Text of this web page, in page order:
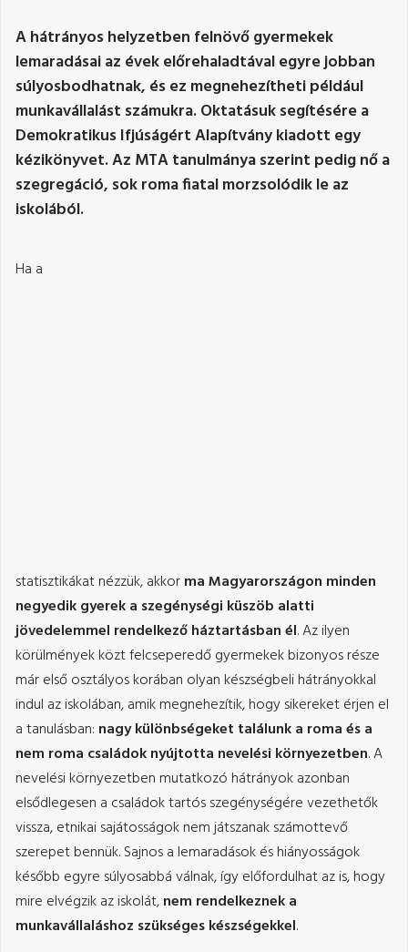
A hátrányos helyzetben felnövő gyermekek
lemaradásai az évek előrehaladtával egyre jobban
súlyosbodhatnak, és ez megnehezítheti például
munkavállalást számukra. Oktatásuk segítésére a
Demokratikus Ifjúságért Alapítvány kiadott egy
kézikönyvet. Az MTA tanulmánya szerint pedig nő a
szegregáció, sok roma fiatal morzsolódik le az
iskolából.
Ha a
statisztikákat nézzük, akkorma Magyarországon minden
negyedik gyerek a szegénységi küszöb alatti
jövedelemmel rendelkező háztartásban él. Az ilyen
körülmények közt felcseperedő gyermekek bizonyos része
már első osztályos korában olyan készségbeli hátrányokkal
indul az iskolában, amik megnehezítik, hogy sikereket érjen el
a tanulásban: nagy különbségeket találunk a roma és a
nem roma családok nyújtotta nevelési környezetben. A
nevelési környezetben mutatkozó hátrányok azonban
elsődlegesen a családok tartós szegénységére vezethetők
vissza, etnikai sajátosságok nem játszanak számottevő
szerepet bennük. Sajnos a lemaradások és hiányosságok
később egyre súlyosabbá válnak, így előfordulhat az is, hogy
mire elvégzik az iskolát,nem rendelkeznek a
munkavállaláshoz szükséges készségekkel.